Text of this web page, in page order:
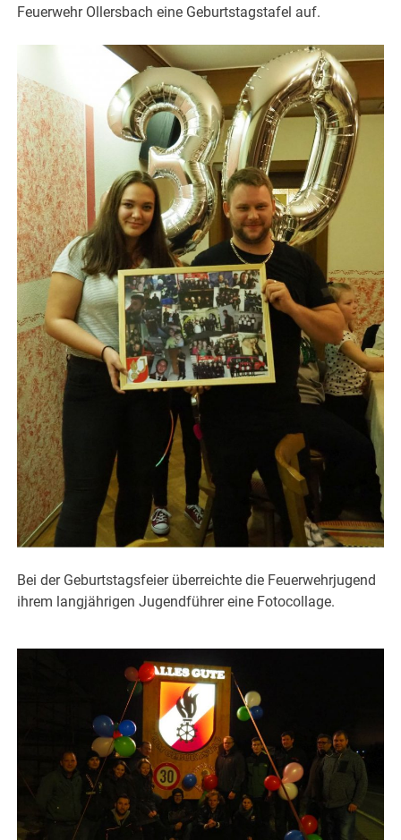
Feuerwehr Ollersbach eine Geburtstagstafel auf.
Bei der Geburtstagsfeier überreichte die Feuerwehrjugend
ihrem langjährigen Jugendführer eine Fotocollage.